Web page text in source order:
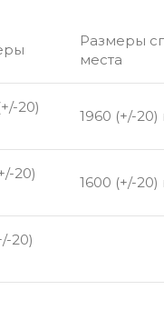
Размеры
места
20)
1960 (+/-
20)
1600 (+/-
20)